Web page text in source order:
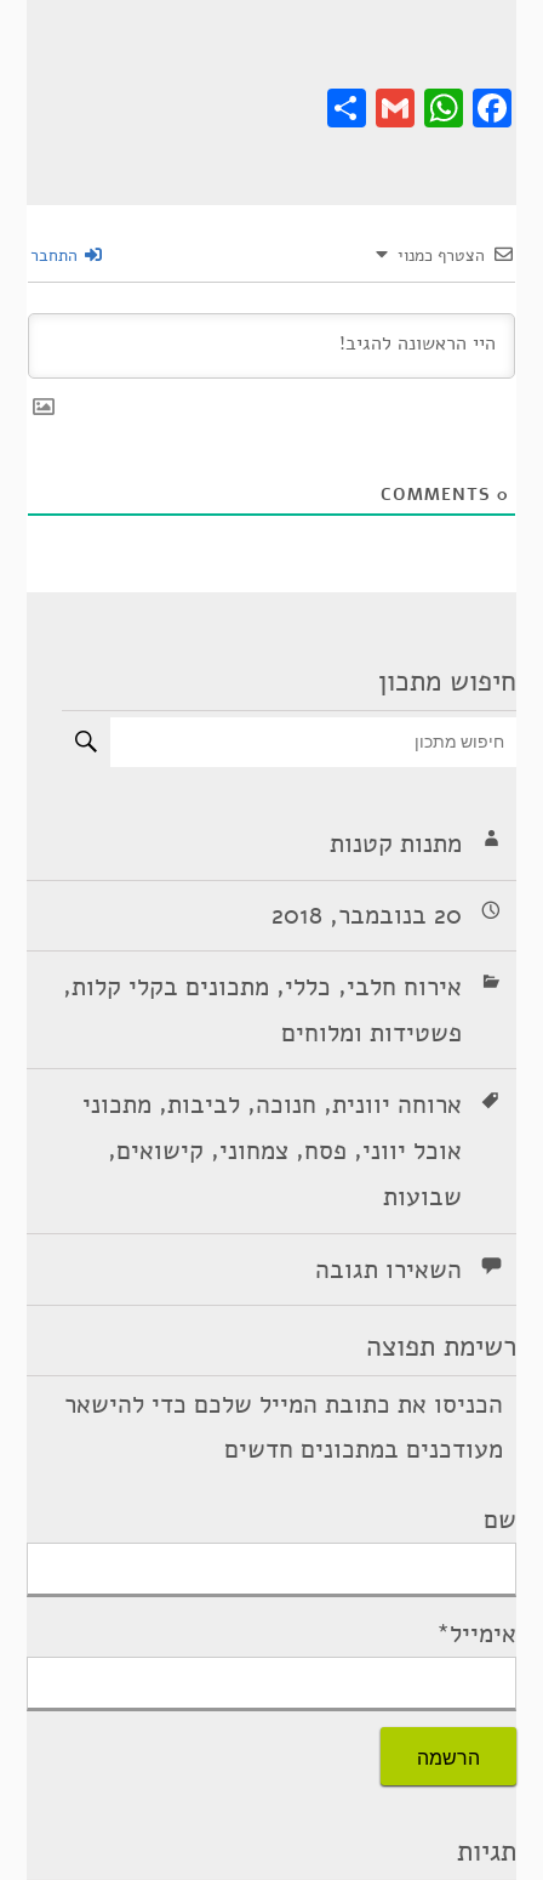
Gmail
Share
הצטרף כמנוי התחבר
0
חיפוש מתכון
מתנות קטנות
20 בנובמבר, 2018
אירוח חלבי, כללי, מתכונים בקלי קלות,
פשטידות ומלוחים
ארוחה יוונית, חנוכה,לביבות, מתכוני
אוכל יווני, פסח, צמחוני, קישואים,
שבועות
השאירו תגובה
רשימת תפוצה
הכניסו את כתובת המייל שלכם כדי להישאר
מעודכנים במתכונים חדשים
שם
אימייל*
תגיות